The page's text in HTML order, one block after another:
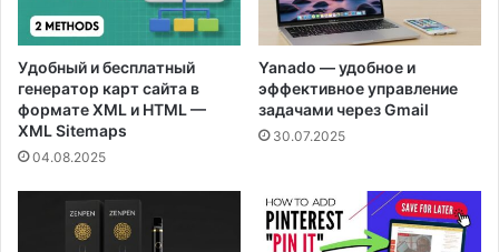
Удобный и бесплатный
генератор карт сайта в
формате XML и HTML —
XML Sitemaps
04.08.2025
Yanado — удобное и
эффективное управление
задачами через Gmail
30.07.2025